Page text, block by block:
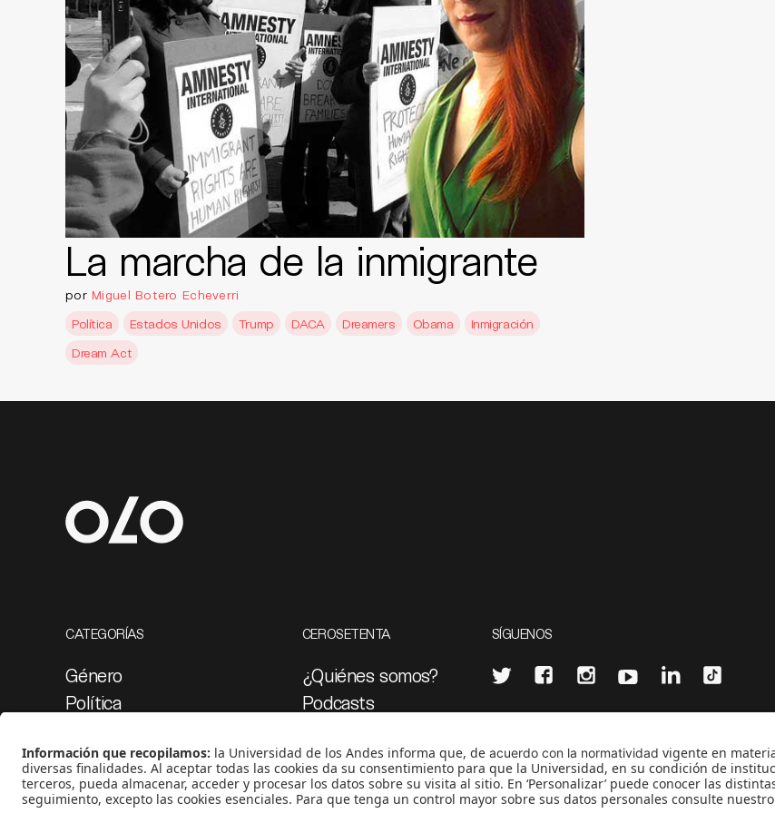
La marcha de la inmigrante
por Miguel Botero Echeverri
Política
Estados Unidos Trump DACA Dreamers Obama
Inmigración
Dream Act
CATEGORÍAS
Género
Política
Medio ambiente
Medios y periodismo
CEROSETENTA
¿Quiénes somos?
Podcasts
Proyectos 070
SÍGUENOS
CONTÁCTANOS
cerosetenta@uniandes.edu.co